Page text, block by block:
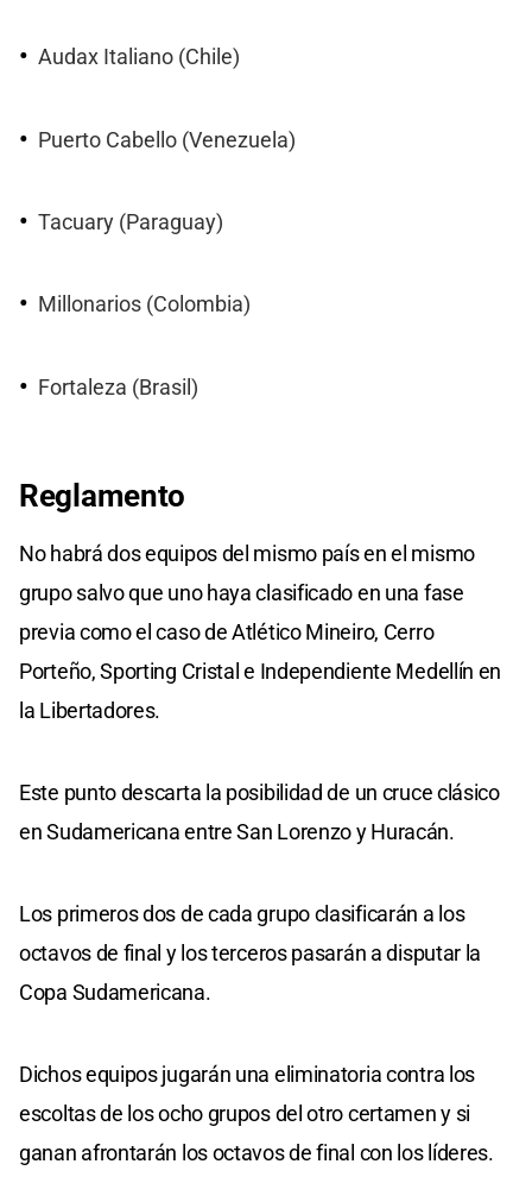
Audax Italiano (Chile)
Puerto Cabello (Venezuela)
Tacuary (Paraguay)
Millonarios (Colombia)
Fortaleza (Brasil)
Reglamento
No habrá dos equipos del mismo país en el mismo
grupo salvo que uno haya clasificado en una fase
previa como el caso de Atlético Mineiro, Cerro
Porteño, Sporting Cristal e Independiente Medellín en
la Libertadores.
Este punto descarta la posibilidad de un cruce clásico
en Sudamericana entre San Lorenzo y Huracán.
Los primeros dos de cada grupo clasificarán a los
octavos de final y los terceros pasarán a disputar la
Copa Sudamericana.
Dichos equipos jugarán una eliminatoria contra los
escoltas de los ocho grupos del otro certamen y si
ganan afrontarán los octavos de final con los líderes.